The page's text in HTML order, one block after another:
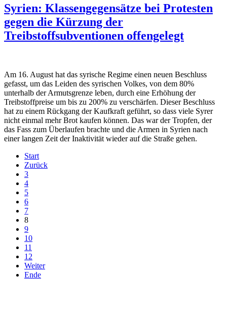
Syrien: Klassengegensätze bei Protesten
gegen die Kürzung der
Treibstoffsubventionen offengelegt
Am 16. August hat das syrische Regime einen neuen Beschluss
gefasst, um das Leiden des syrischen Volkes, von dem 80%
unterhalb der Armutsgrenze leben, durch eine Erhöhung der
Treibstoffpreise um bis zu 200% zu verschärfen. Dieser Beschluss
hat zu einem Rückgang der Kaufkraft geführt, so dass viele Syrer
nicht einmal mehr Brot kaufen können. Das war der Tropfen, der
das Fass zum Überlaufen brachte und die Armen in Syrien nach
einer langen Zeit der Inaktivität wieder auf die Straße gehen.
Start
Zurück
3
4
5
6
7
8
9
10
11
12
Weiter
Ende